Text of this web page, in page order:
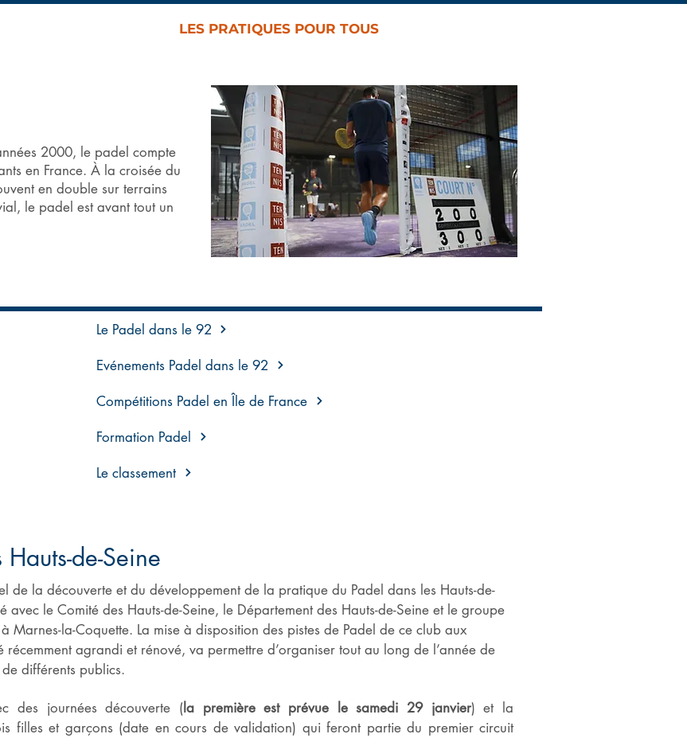
LES PRATIQUES POUR TOUS
2000, le padel compte
en France. À la croisée du
en double sur terrains
le padel est avant tout un
Evénements Padel dans le 92
Compétitions Padel en Île de France
Formation Padel
Le classement
Le Padel dans le 92
de-Seine
la découverte et du développement de la pratique du Padel dans les Hauts-de-
le Comité des Hauts-de-Seine, le Département des Hauts-de-Seine et le groupe
Marnes-la-Coquette. La mise à disposition des pistes de Padel de ce club aux
récemment agrandi et rénové, va permettre d’organiser tout au long de l’année de
différents publics.
des journées découverte (la première est prévue le samedi 29 janvier) et la
filles et garçons (date en cours de validation) qui feront partie du premier circuit